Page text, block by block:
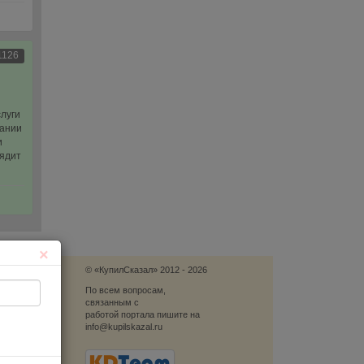
×
звонок
© «КупилСказал» 2012 - 2026
По всем вопросам,
связанным с
работой портала пишите на
info@kupilskazal.ru